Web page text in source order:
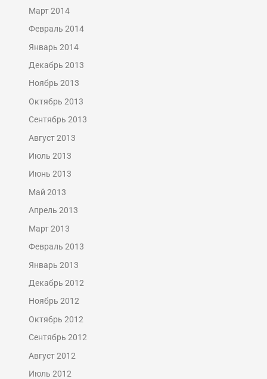
Март 2014
Февраль 2014
Январь 2014
Декабрь 2013
Ноябрь 2013
Октябрь 2013
Сентябрь 2013
Август 2013
Июль 2013
Июнь 2013
Май 2013
Апрель 2013
Март 2013
Февраль 2013
Январь 2013
Декабрь 2012
Ноябрь 2012
Октябрь 2012
Сентябрь 2012
Август 2012
Июль 2012